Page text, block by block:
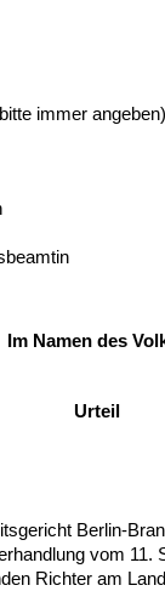
im­mer an­ge­ben)
Im Na­men des
Ur­teil
Ber­lin-
vom 11.
Rich­ter am